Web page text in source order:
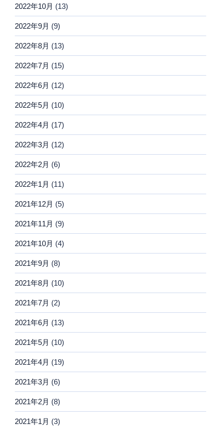
2022年10月 (13)
2022年9月 (9)
2022年8月 (13)
2022年7月 (15)
2022年6月 (12)
2022年5月 (10)
2022年4月 (17)
2022年3月 (12)
2022年2月 (6)
2022年1月 (11)
2021年12月 (5)
2021年11月 (9)
2021年10月 (4)
2021年9月 (8)
2021年8月 (10)
2021年7月 (2)
2021年6月 (13)
2021年5月 (10)
2021年4月 (19)
2021年3月 (6)
2021年2月 (8)
2021年1月 (3)